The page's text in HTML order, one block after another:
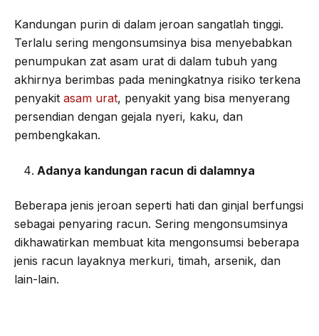
Kandungan purin di dalam jeroan sangatlah tinggi.
Terlalu sering mengonsumsinya bisa menyebabkan
penumpukan zat asam urat di dalam tubuh yang
akhirnya berimbas pada meningkatnya risiko terkena
penyakit asam urat, penyakit yang bisa menyerang
persendian dengan gejala nyeri, kaku, dan
pembengkakan.
Adanya kandungan racun di dalamnya
Beberapa jenis jeroan seperti hati dan ginjal berfungsi
sebagai penyaring racun. Sering mengonsumsinya
dikhawatirkan membuat kita mengonsumsi beberapa
jenis racun layaknya merkuri, timah, arsenik, dan
lain-lain.